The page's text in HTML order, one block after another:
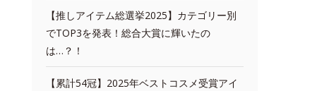
【推しアイテム総選挙2025】カテゴリー別
でTOP3を発表！総合大賞に輝いたの
は…？！
【累計54冠】2025年ベストコスメ受賞アイ